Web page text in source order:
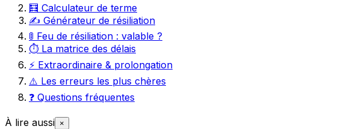
🧮 Calculateur de terme
✍️ Générateur de résiliation
🚦 Feu de résiliation : valable ?
⏱️ La matrice des délais
⚡ Extraordinaire & prolongation
⚠️ Les erreurs les plus chères
❓ Questions fréquentes
À lire aussi ×